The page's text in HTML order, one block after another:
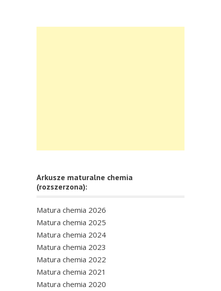
Arkusze maturalne chemia
(rozszerzona):
Matura chemia 2026
Matura chemia 2025
Matura chemia 2024
Matura chemia 2023
Matura chemia 2022
Matura chemia 2021
Matura chemia 2020